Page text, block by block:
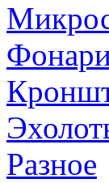
Разное